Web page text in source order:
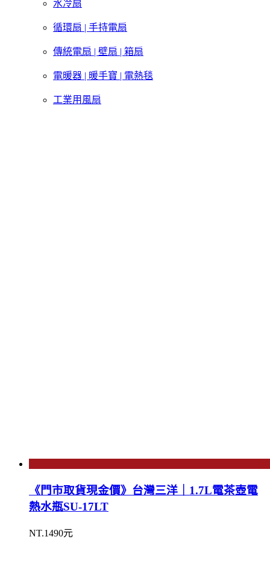
水冷扇
循環扇 | 手持電扇
傳統電扇 | 壁扇 | 箱扇
電暖器 | 暖手寶 | 電熱毯
工業用風扇
《門市取貨現金價》台灣三洋｜1.7L電茶壺電
熱水瓶SU-17LT
NT.1490元